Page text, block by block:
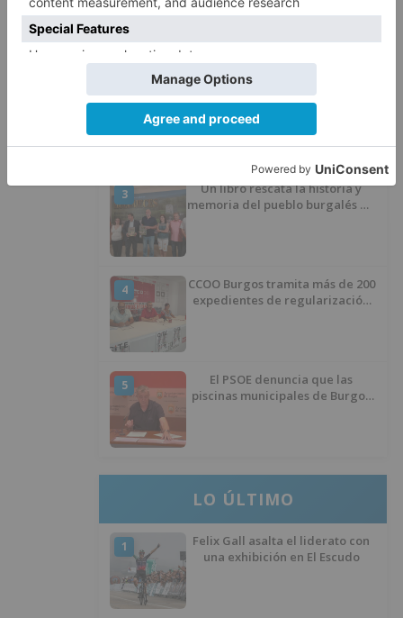
1
apertura del Castillo responde a
del proyecto
2
El poblado de El Encuentro de
Burgos a punto de culminar su
proceso de realojo
3
Un libro rescata la historia y
memoria del pueblo burgalés de
4
CCOO Burgos tramita más de 200
expedientes de regularización
5
El PSOE denuncia que las
piscinas municipales de Burgos
LO ÚLTIMO
1
Felix Gall asalta el liderato con
una exhibición en El Escudo